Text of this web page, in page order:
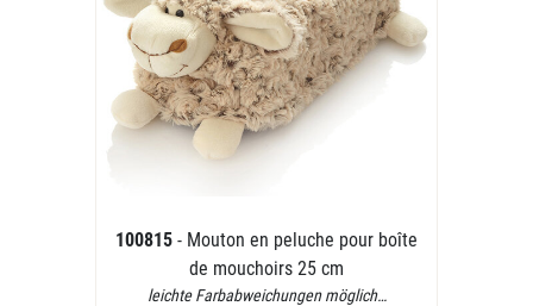
100815 - Mouton en peluche pour boîte
de mouchoirs 25 cm
leichte Farbabweichungen möglich…